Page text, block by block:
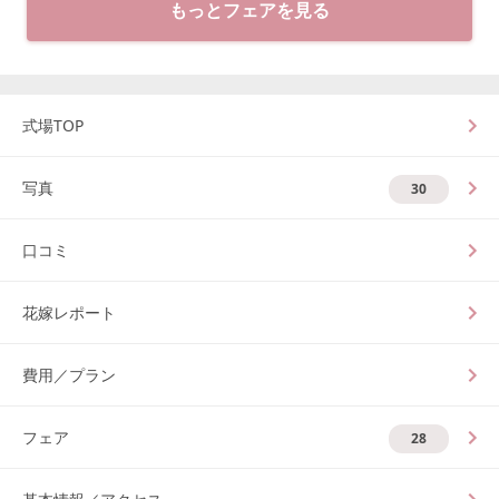
もっとフェアを見る
式場TOP
写真 30
口コミ
花嫁レポート
費用／プラン
フェア 28